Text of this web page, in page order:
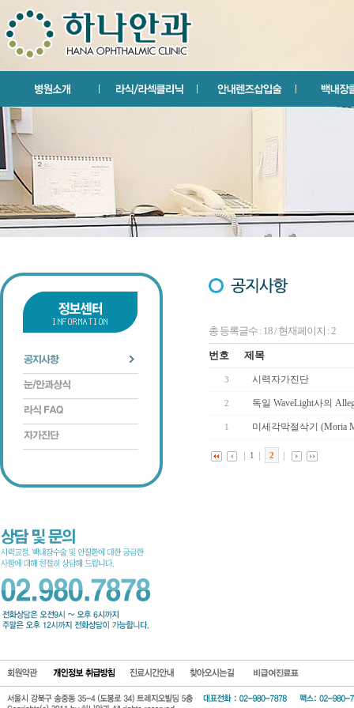
총 등록글수 : 18 / 현재페이지 : 2
번호 제목
3 시력자가진단
2 독일 WaveLight사의
1 미세각막절삭기 (Moria
1 2
회원약관 개인정보 보호방 진료시간안 찾아오시는길 비급여진료표